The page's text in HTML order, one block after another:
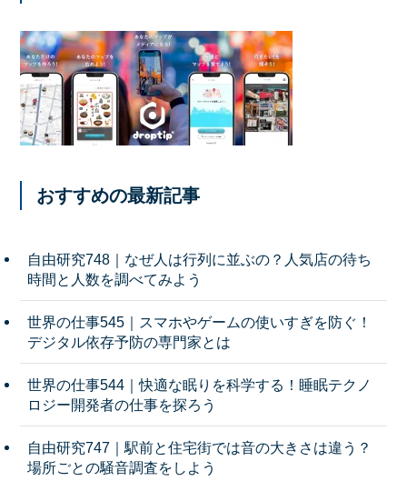
おすすめの最新記事
自由研究748｜なぜ人は行列に並ぶの？人気店の待ち
時間と人数を調べてみよう
世界の仕事545｜スマホやゲームの使いすぎを防ぐ！
デジタル依存予防の専門家とは
世界の仕事544｜快適な眠りを科学する！睡眠テクノ
ロジー開発者の仕事を探ろう
自由研究747｜駅前と住宅街では音の大きさは違う？
場所ごとの騒音調査をしよう